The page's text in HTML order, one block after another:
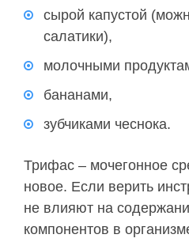
сырой капустой
салатики),
молочными
бананами,
зубчиками чеснока.
Трифас – мочегонное
новое. Если верить
не влияют на
компонентов в